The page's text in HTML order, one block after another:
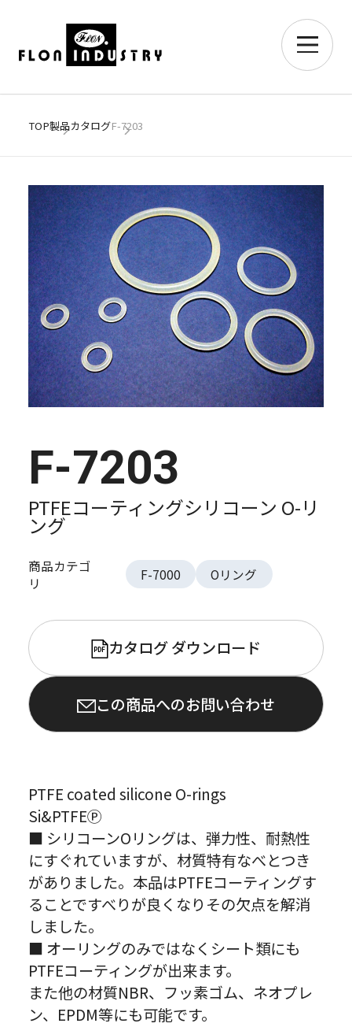
TOP製品カタログF-7203
F-7203
PTFEコーティングシリコーン O-リ
ング
商品カテゴ
リ
F-7000 Oリング
PDF カタログ ダウンロード
この商品へのお問い合わせ
PTFE coated silicone O-rings
Si&PTFEⓅ
■ シリコーンOリングは、弾力性、耐熱性
にすぐれていますが、材質特有なべとつき
がありました。本品はPTFEコーティングす
ることですべりが良くなりその欠点を解消
しました。
■ オーリングのみではなくシート類にも
PTFEコーティングが出来ます。
また他の材質NBR、フッ素ゴム、ネオプレ
ン、EPDM等にも可能です。